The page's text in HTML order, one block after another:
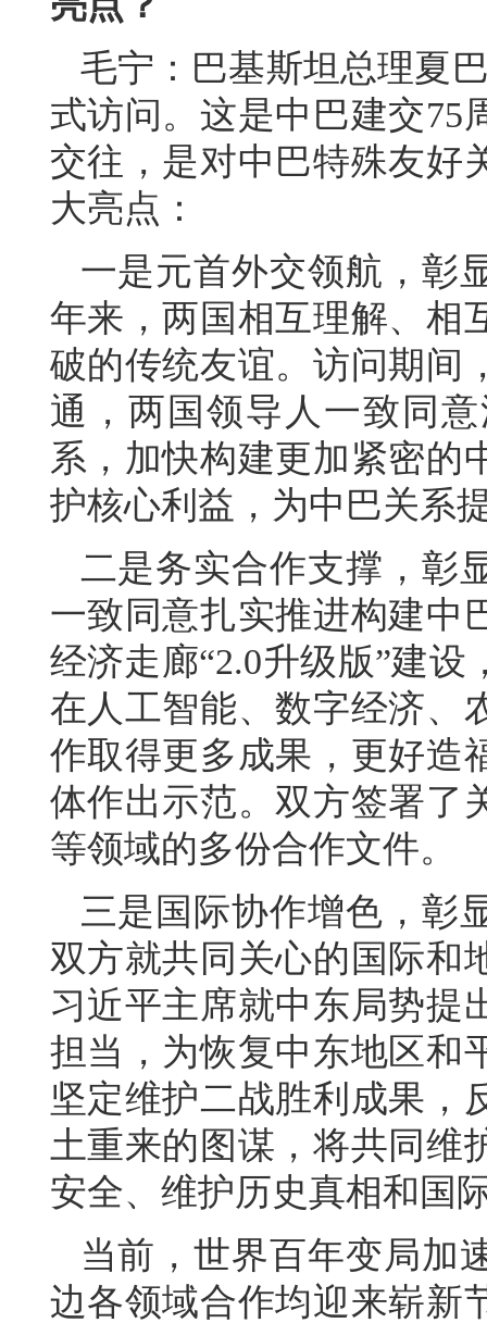
毛宁：巴基斯坦总理夏
式访问。这是中巴建交75
交往，是对中巴特殊友好
大亮点：
一是元首外交领航，彰
年来，两国相互理解、相
破的传统友谊。访问期间
通，两国领导人一致同
系，加快构建更加紧密的
护核心利益，为中巴关系
二是务实合作支撑，彰
一致同意扎实推进构建中
经济走廊“2.0升级版”建
在人工智能、数字经济、
作取得更多成果，更好造
体作出示范。双方签署了
等领域的多份合作文件。
三是国际协作增色，彰
双方就共同关心的国际和
习近平主席就中东局势提
担当，为恢复中东地区和
坚定维护二战胜利成果，
土重来的图谋，将共同维
安全、维护历史真相和国
当前，世界百年变局加
边各领域合作均迎来崭新